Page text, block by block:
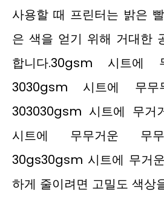
사용할 때 프린터는 밝은
은 색을 얻기 위해 거대한
합니다.30gsm 시트에
3030gsm 시트에 무무
303030gsm 시트에 무거
시트에 무무거운 무
30gs30gsm 시트에 무거
하게 줄이려면 고밀도 색상